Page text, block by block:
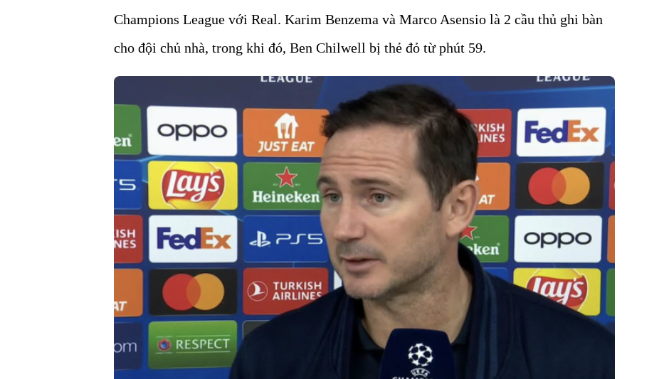
Champions League với Real. Karim Benzema và Marco Asensio là 2 cầu thủ ghi bàn
cho đội chủ nhà, trong khi đó, Ben Chilwell bị thẻ đỏ từ phút 59.